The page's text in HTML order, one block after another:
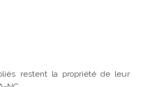
restent la propriété de leur